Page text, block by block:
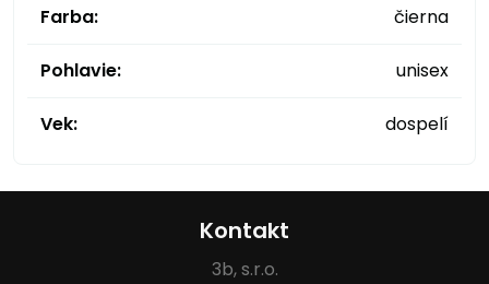
Farba: čierna
Pohlavie: unisex
Vek: dospelí
Kontakt
3b, s.r.o.